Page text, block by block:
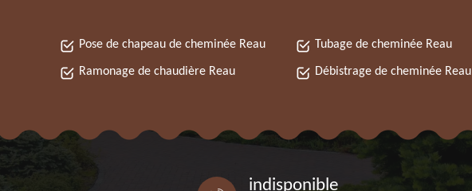
Pose de chapeau de cheminée Reau
Ramonage de chaudière Reau
Tubage de cheminée Reau
Débistrage de cheminée Reau
indisponible